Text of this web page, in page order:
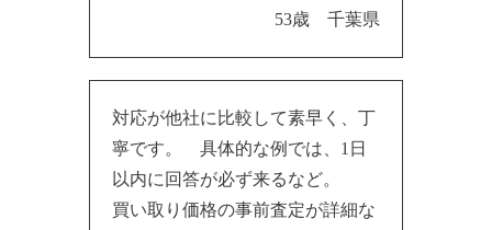
53歳 千葉県
対応が他社に比較して素早く、丁
寧です。 具体的な例では、1日
以内に回答が必ず来るなど。
買い取り価格の事前査定が詳細な